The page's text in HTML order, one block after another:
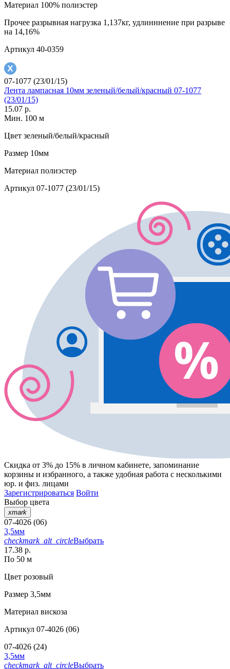
Материал 100% полиэстер
Прочее разрывная нагрузка 1,137кг, удлинннение при разрыве
на 14,16%
Артикул 40-0359
07-1077 (23/01/15)
Лента лампасная 10мм зеленый/белый/красный 07-1077
(23/01/15)
15.07 р.
Мин. 100 м
Цвет зеленый/белый/красный
Размер 10мм
Материал полиэстер
Артикул 07-1077 (23/01/15)
Скидка от 3% до 15% в личном кабинете, запоминание
корзины и избранного, а также удобная работа с несколькими
юр. и физ. лицами
Зарегистрироваться Войти
Выбор цвета
xmark
07-4026 (06)
3,5мм
checkmark_alt_circleВыбрать
17.38 р.
По 50 м
Цвет розовый
Размер 3,5мм
Материал вискоза
Артикул 07-4026 (06)
07-4026 (24)
3,5мм
checkmark_alt_circleВыбрать